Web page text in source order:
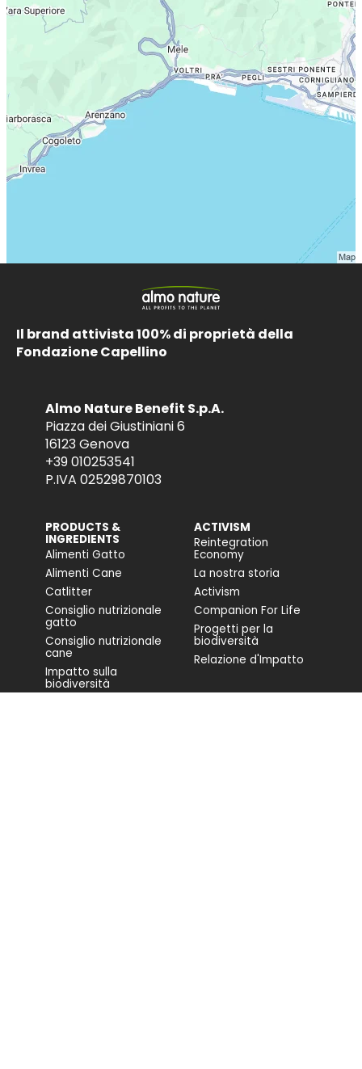
Il brand attivista 100% di proprietà della
Fondazione Capellino
Almo Nature Benefit S.p.A.
Piazza dei Giustiniani 6
16123 Genova
+39 010253541
P.IVA 02529870103
PRODUCTS &
INGREDIENTS
Alimenti Gatto
Alimenti Cane
Catlitter
Consiglio nutrizionale
gatto
Consiglio nutrizionale
cane
Impatto sulla
biodiversità
ACTIVISM
Reintegration
Economy
La nostra storia
Activism
Companion For Life
Progetti per la
biodiversità
Relazione d'Impatto